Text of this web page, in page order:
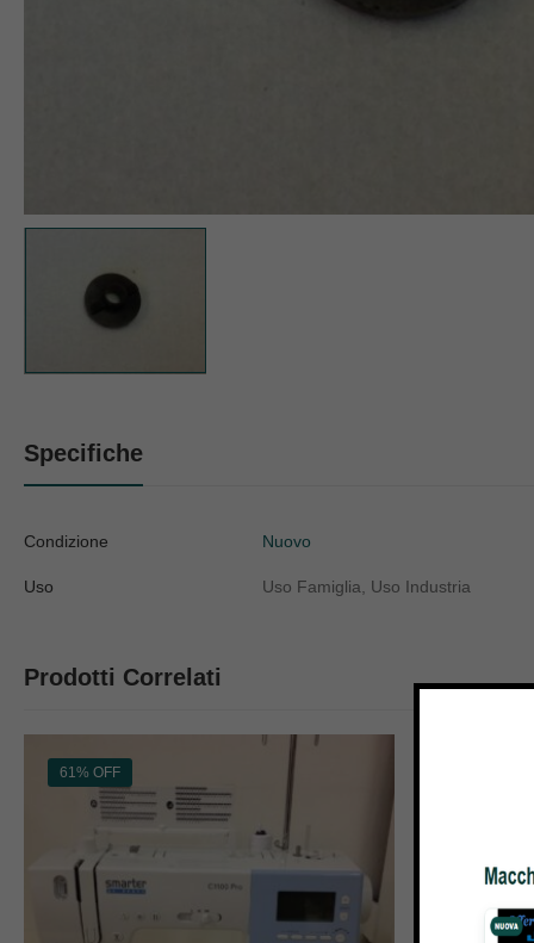
Specifiche
Condizione Nuovo
Uso Uso Famiglia, Uso Industria
Prodotti Correlati
61% OFF